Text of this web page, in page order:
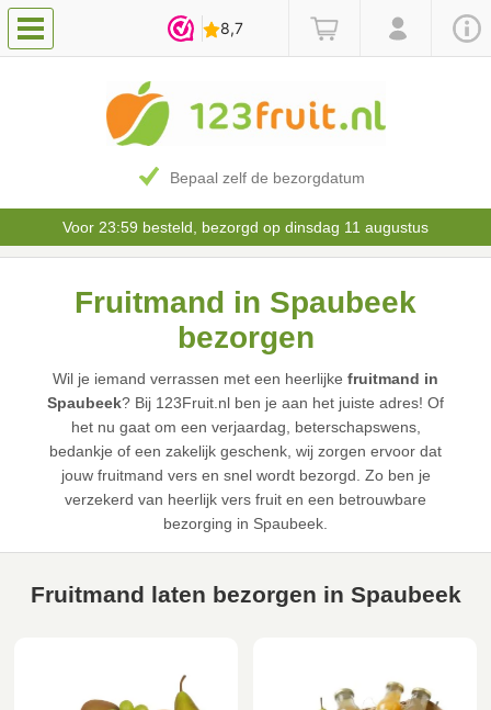
Bepaal zelf de bezorgdatum
Voor 23:59 besteld, bezorgd op dinsdag 11 augustus
Fruitmand in Spaubeek
bezorgen
Wil je iemand verrassen met een heerlijke fruitmand in
Spaubeek? Bij 123Fruit.nl ben je aan het juiste adres! Of
het nu gaat om een verjaardag, beterschapswens,
bedankje of een zakelijk geschenk, wij zorgen ervoor dat
jouw fruitmand vers en snel wordt bezorgd. Zo ben je
verzekerd van heerlijk vers fruit en een betrouwbare
bezorging in Spaubeek.
Fruitmand laten bezorgen in Spaubeek